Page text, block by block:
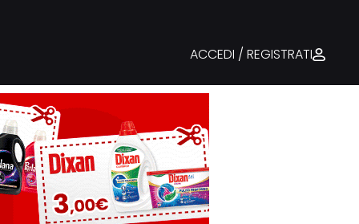
ACCEDI / REGISTRATI